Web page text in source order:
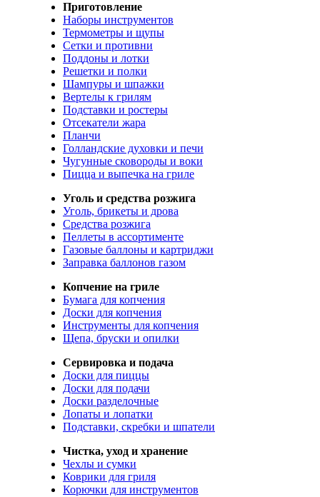
Приготовление
Наборы инструментов
Термометры и щупы
Сетки и противни
Поддоны и лотки
Решетки и полки
Шампуры и шпажки
Вертелы к грилям
Подставки и ростеры
Отсекатели жара
Планчи
Голландские духовки и печи
Чугунные сковороды и воки
Пицца и выпечка на гриле
Уголь и средства розжига
Уголь, брикеты и дрова
Средства розжига
Пеллеты в ассортименте
Газовые баллоны и картриджи
Заправка баллонов газом
Копчение на гриле
Бумага для копчения
Доски для копчения
Инструменты для копчения
Щепа, бруски и опилки
Сервировка и подача
Доски для пиццы
Доски для подачи
Доски разделочные
Лопаты и лопатки
Подставки, скребки и шпатели
Чистка, уход и хранение
Чехлы и сумки
Коврики для гриля
Корючки для инструментов